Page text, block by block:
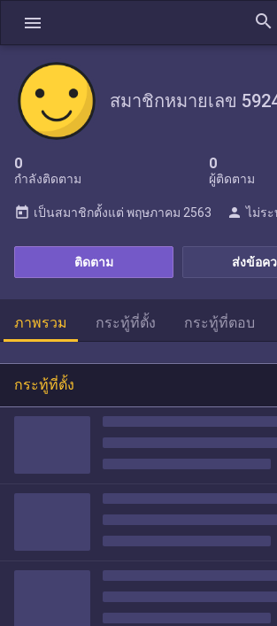
menu search
สมาชิกหมายเลข
0
กำลังติดตาม
0
ผู้ติดตาม
ส่งข้อค
ติดตาม
today เป็นสมาชิกตั้งแต่ พฤษภาคม 2563 person ไม่ระ
ภาพรวม กระทู้ที่ตั้ง กระทู้ที่ตอบ
กระทู้ที่ตั้ง